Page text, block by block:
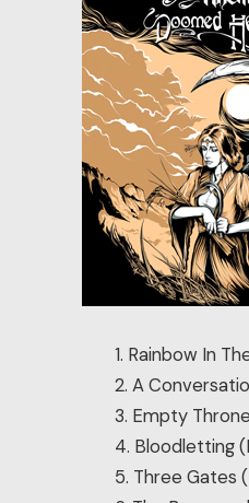
1. Rainbow In
2. A
3. Empty Throne
4. Bloodletting
5. Three Gates